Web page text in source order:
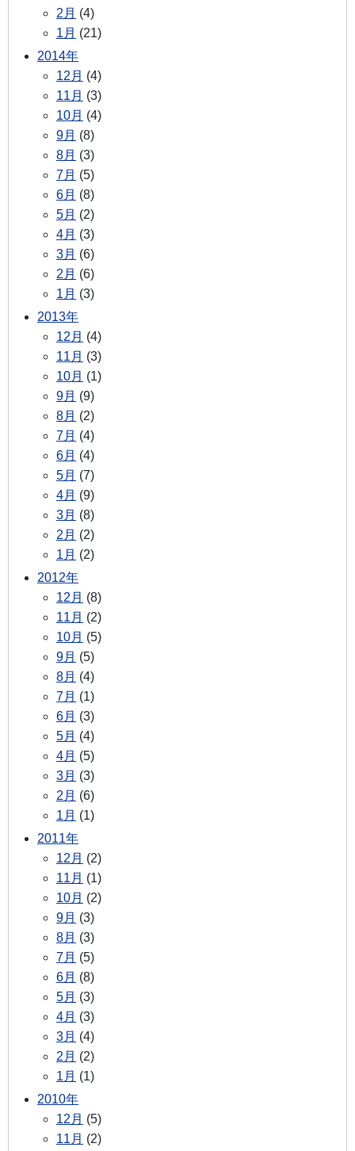
2月 (4)
1月 (21)
2014年
12月 (4)
11月 (3)
10月 (4)
9月 (8)
8月 (3)
7月 (5)
6月 (8)
5月 (2)
4月 (3)
3月 (6)
2月 (6)
1月 (3)
2013年
12月 (4)
11月 (3)
10月 (1)
9月 (9)
8月 (2)
7月 (4)
6月 (4)
5月 (7)
4月 (9)
3月 (8)
2月 (2)
1月 (2)
2012年
12月 (8)
11月 (2)
10月 (5)
9月 (5)
8月 (4)
7月 (1)
6月 (3)
5月 (4)
4月 (5)
3月 (3)
2月 (6)
1月 (1)
2011年
12月 (2)
11月 (1)
10月 (2)
9月 (3)
8月 (3)
7月 (5)
6月 (8)
5月 (3)
4月 (3)
3月 (4)
2月 (2)
1月 (1)
2010年
12月 (5)
11月 (2)